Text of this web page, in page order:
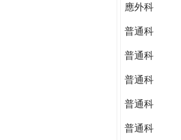
應外科
普通科
普通科
普通科
普通科
普通科